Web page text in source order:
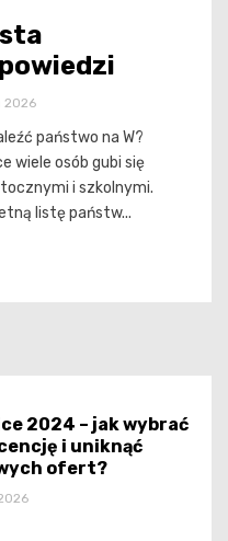
2026
państwo na W?
wiele osób gubi się
i szkolnymi.
listę państw...
2024 – jak wybrać
i uniknąć
ofert?